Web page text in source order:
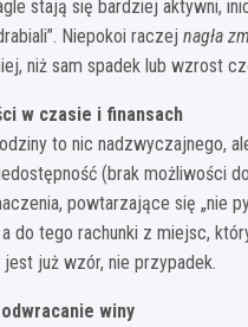
stają się bardziej aktywni,
Niepokoi raczej nagła
niż sam spadek lub wzrost
w czasie i finansach
to nic nadzwyczajnego,
(brak możliwości
powtarzające się „nie
do tego rachunki z miejsc,
już wzór, nie przypadek.
winy